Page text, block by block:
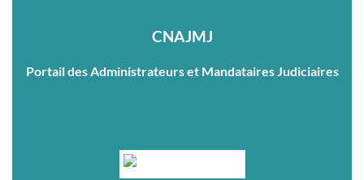
CNAJMJ
Portail des Administrateurs et Mandataires Judiciaires